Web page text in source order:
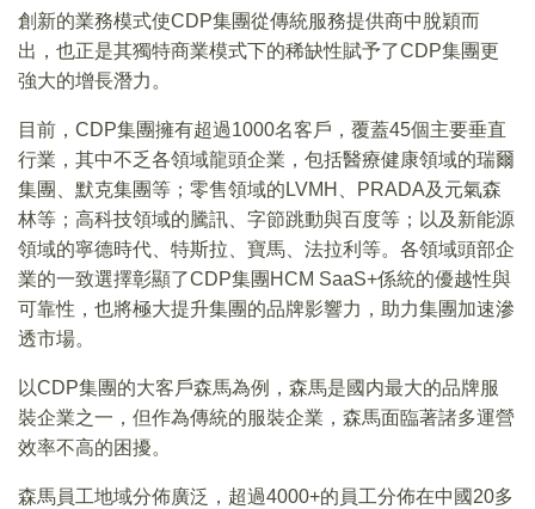
創新的業務模式使CDP集團從傳統服務提供商中脫穎而
出，也正是其獨特商業模式下的稀缺性賦予了CDP集團更
強大的增長潛力。
目前，CDP集團擁有超過1000名客戶，覆蓋45個主要垂直
行業，其中不乏各領域龍頭企業，包括醫療健康領域的瑞爾
集團、默克集團等；零售領域的LVMH、PRADA及元氣森
林等；高科技領域的騰訊、字節跳動與百度等；以及新能源
領域的寧德時代、特斯拉、寶馬、法拉利等。各領域頭部企
業的一致選擇彰顯了CDP集團HCM SaaS+係統的優越性與
可靠性，也將極大提升集團的品牌影響力，助力集團加速滲
透市場。
以CDP集團的大客戶森馬為例，森馬是國内最大的品牌服
裝企業之一，但作為傳統的服裝企業，森馬面臨著諸多運營
效率不高的困擾。
森馬員工地域分佈廣泛，超過4000+的員工分佈在中國20多